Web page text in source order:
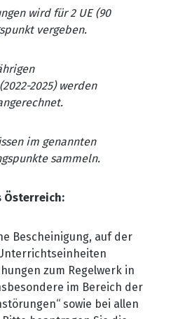
wird für 2 UE (90
vergeben.
2025) werden
im genannten
sammeln.
Österreich:
Bescheinigung, auf der
zum Regelwerk in
im Bereich der
örungen“ sowie bei allen